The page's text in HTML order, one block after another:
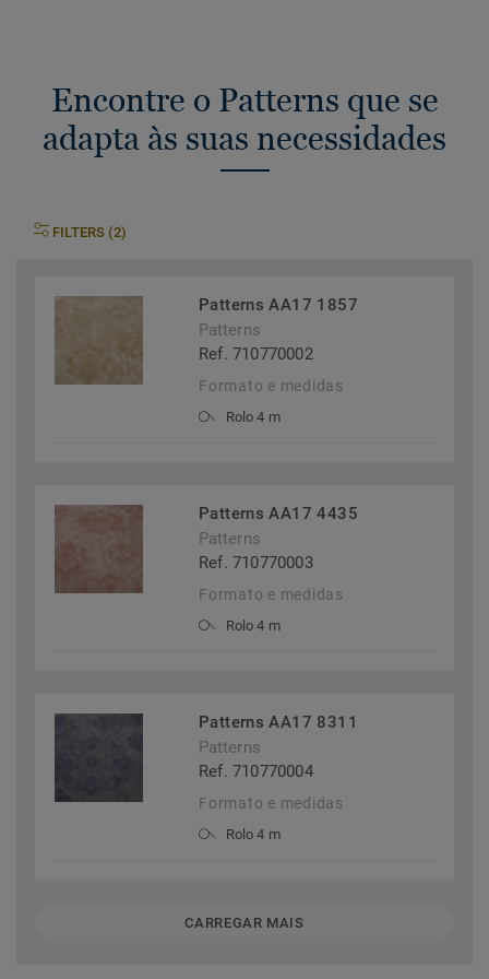
Encontre o Patterns que se
adapta às suas necessidades
FILTERS (2)
Patterns AA17 1857
Patterns
Ref. 710770002
Formato e medidas
Rolo 4 m
Patterns AA17 4435
Patterns
Ref. 710770003
Formato e medidas
Rolo 4 m
Patterns AA17 8311
Patterns
Ref. 710770004
Formato e medidas
Rolo 4 m
CARREGAR MAIS